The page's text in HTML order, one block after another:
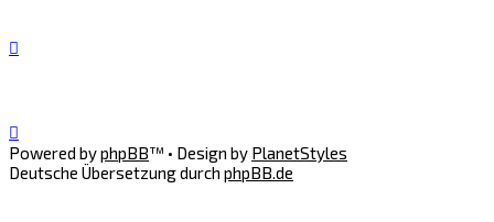
Powered byphpBB™ • Design by PlanetStyles
Deutsche Übersetzung durch phpBB.de